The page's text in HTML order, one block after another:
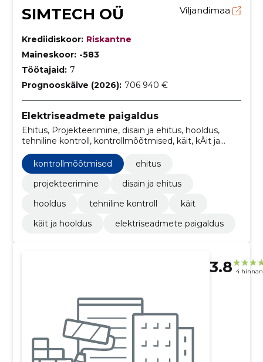
SIMTECH OÜ Viljandimaa
Krediidiskoor: Riskantne
Maineskoor: -583
Töötajaid: 7
Prognooskäive (2026): 706 940 €
Elektriseadmete paigaldus
Ehitus, Projekteerimine, disain ja ehitus, hooldus,
tehniline kontroll, kontrollmõõtmised, käit, kÄit ja
hooldus
kontrollmõõtmised
ehitus
projekteerimine
disain ja ehitus
hooldus
tehniline kontroll
käit
käit ja hooldus
elektriseadmete paigaldus
3.8 4